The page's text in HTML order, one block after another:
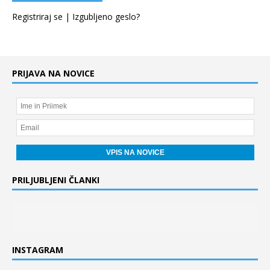
Registriraj se | Izgubljeno geslo?
PRIJAVA NA NOVICE
PRILJUBLJENI ČLANKI
INSTAGRAM